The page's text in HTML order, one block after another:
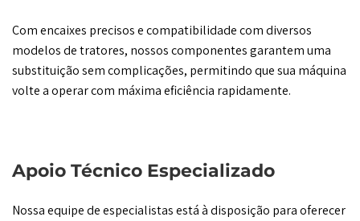
Com encaixes precisos e compatibilidade com diversos
modelos de tratores, nossos componentes garantem uma
substituição sem complicações, permitindo que sua máquina
volte a operar com máxima eficiência rapidamente.
Apoio Técnico Especializado
Nossa equipe de especialistas está à disposição para oferecer